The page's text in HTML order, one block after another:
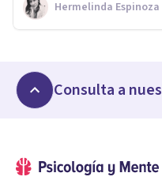
Hermelinda
Consulta a